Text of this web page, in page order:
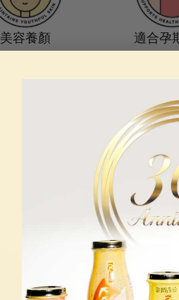
美容養顏 適合孕
展示您的